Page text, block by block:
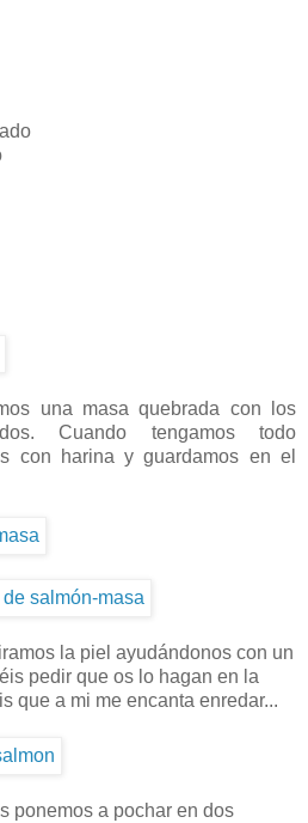
una masa quebrada con los
Cuando tengamos todo
con harina y guardamos en el
la piel ayudándonos con un
pedir que os lo hagan en la
que a mi me encanta enredar...
ponemos a pochar en dos